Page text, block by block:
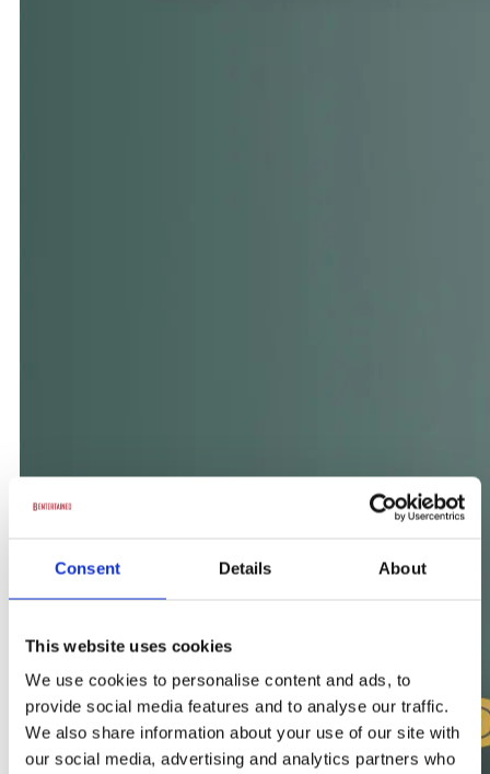
Consent Details About
This website uses cookies
We use cookies to personalise content and ads, to
provide social media features and to analyse our traffic.
We also share information about your use of our site with
our social media, advertising and analytics partners who